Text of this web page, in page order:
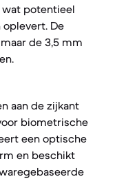
wat potentieel
De
de 3,5 mm
aan de zijkant
biometrische
een optische
en beschikt